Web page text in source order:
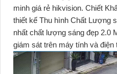
minh giá rẻ hikvision. Chiết
thiết kế Thu hình Chất Lượng
nhất chất lượng sáng đẹp 2.0
giám sát trên máy tính và điện